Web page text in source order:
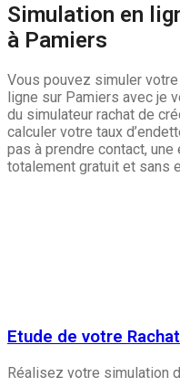
Simulation en
à Pamiers
Vous pouvez simuler
ligne sur Pamiers avec je
du simulateur rachat de
calculer votre taux
pas à prendre contact,
totalement gratuit et sans
Etude de votre
Réalisez votre simulation